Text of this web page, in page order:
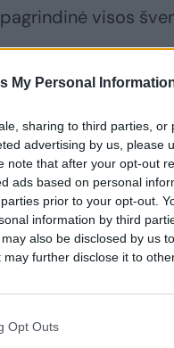
My Personal
sharing to third parties,
advertising by us, please
note that after your opt-out
ads based on personal
prior to your opt-out.
information by third
also be disclosed by us
may further disclose it to
Opt Outs
visos
žemėje: šokio